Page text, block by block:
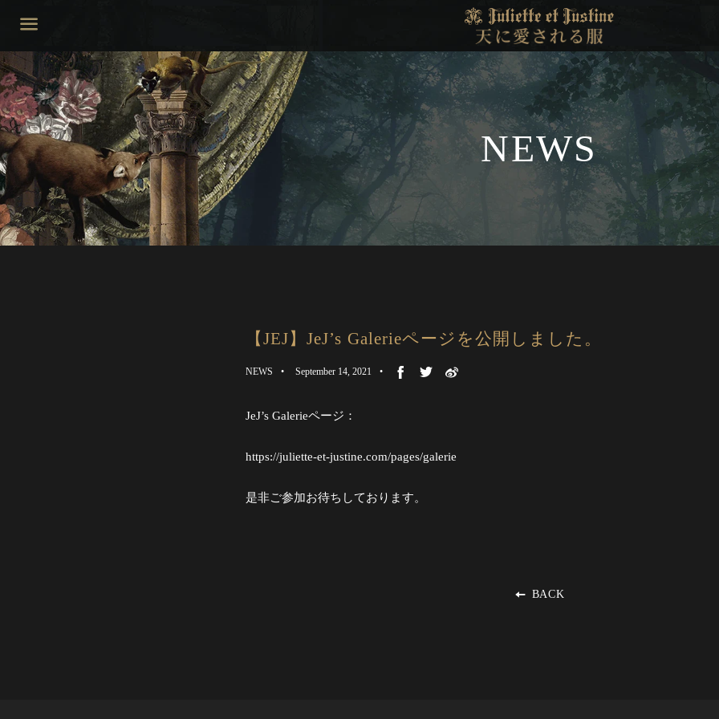
Menu
NEWS
【JEJ】JeJ’s Galerieページを公開しました。
NEWS September 14, 2021
JeJ’s Galerieページ：
https://juliette-et-justine.com/pages/galerie
是非ご参加お待ちしております。
BACK